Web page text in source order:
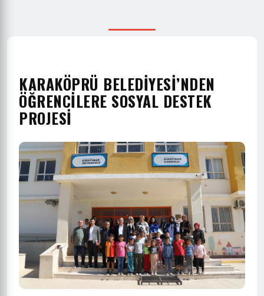
KARAKÖPRÜ BELEDİYESİ’NDEN
ÖĞRENCİLERE SOSYAL DESTEK
PROJESİ